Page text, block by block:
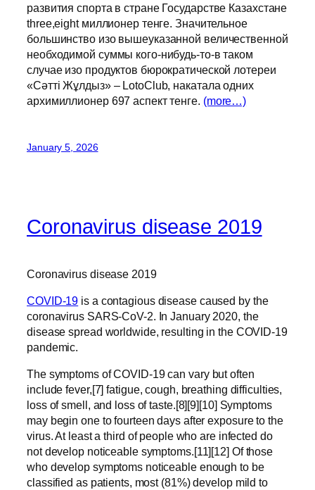
развития спорта в стране Государстве Казахстане
three,eight миллионер тенге. Значительное
большинство изо вышеуказанной величественной
необходимой суммы кого-нибудь-то-в таком
случае изо продуктов бюрократической лотереи
«Сәтті Жұлдыз» – LotoClub, накатала одних
архимиллионер 697 аспект тенге. (more…)
January 5, 2026
Coronavirus disease 2019
Coronavirus disease 2019
COVID-19 is a contagious disease caused by the
coronavirus SARS-CoV-2. In January 2020, the
disease spread worldwide, resulting in the COVID-19
pandemic.
The symptoms of COVID‑19 can vary but often
include fever,[7] fatigue, cough, breathing difficulties,
loss of smell, and loss of taste.[8][9][10] Symptoms
may begin one to fourteen days after exposure to the
virus. At least a third of people who are infected do
not develop noticeable symptoms.[11][12] Of those
who develop symptoms noticeable enough to be
classified as patients, most (81%) develop mild to